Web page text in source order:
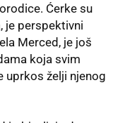
Ćerke su
je perspektivni
Merced, je još
koja svim
uprkos želji njenog